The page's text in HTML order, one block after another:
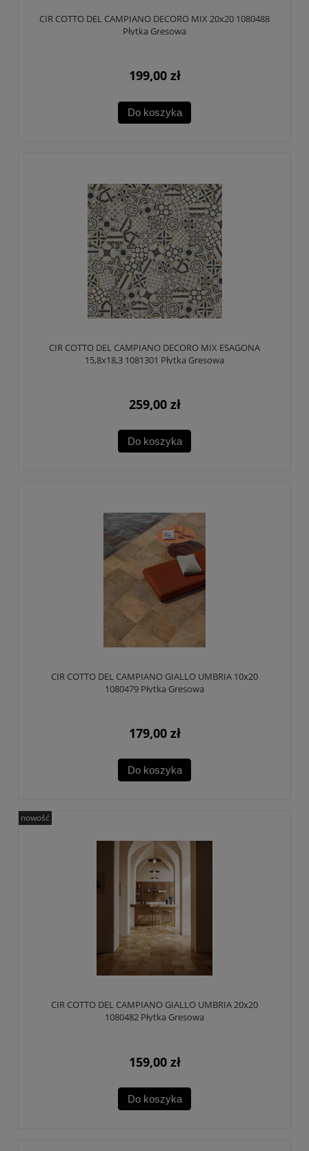
CIR COTTO DEL CAMPIANO DECORO MIX 20x20 1080488
Płytka Gresowa
199,00 zł
Do koszyka
CIR COTTO DEL CAMPIANO DECORO MIX ESAGONA
15,8x18,3 1081301 Płytka Gresowa
259,00 zł
Do koszyka
CIR COTTO DEL CAMPIANO GIALLO UMBRIA 10x20
1080479 Płytka Gresowa
179,00 zł
Do koszyka
CIR COTTO DEL CAMPIANO GIALLO UMBRIA 20x20
1080482 Płytka Gresowa
159,00 zł
Do koszyka
nowość